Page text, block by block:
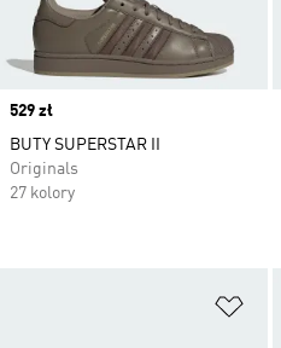
Price
529 zł
BUTY SUPERSTAR II
Originals
27 kolory